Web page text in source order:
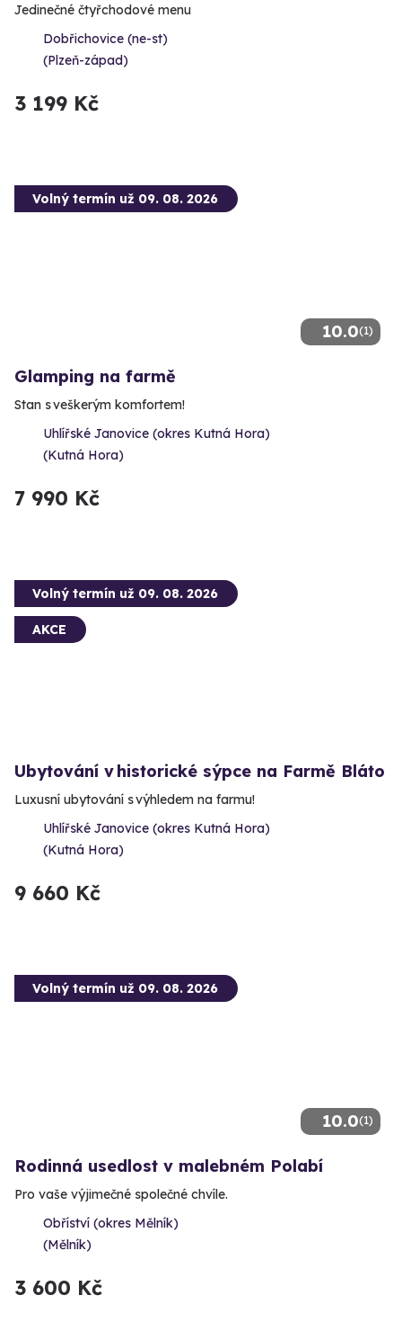
Jedinečné čtyřchodové menu
Dobřichovice (ne-st)
(Plzeň-západ)
3 199 Kč
10.0(1)
Volný termín už 09. 08. 2026
Glamping na farmě
Stan s veškerým komfortem!
Uhlířské Janovice (okres Kutná Hora)
(Kutná Hora)
7 990 Kč
Volný termín už 09. 08. 2026
AKCE
Ubytování v historické sýpce na Farmě Bláto
Luxusní ubytování s výhledem na farmu!
Uhlířské Janovice (okres Kutná Hora)
(Kutná Hora)
9 660 Kč
10.0(1)
Volný termín už 09. 08. 2026
Rodinná usedlost v malebném Polabí
Pro vaše výjimečné společné chvíle.
Obříství (okres Mělník)
(Mělník)
3 600 Kč